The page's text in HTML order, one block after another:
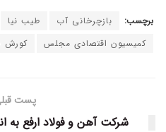
برچسب: بازچرخانی آب طیب نیا
کمیسیون اقتصادی مجلس
کورش
پست
شرکت آهن و فولاد ارفع به